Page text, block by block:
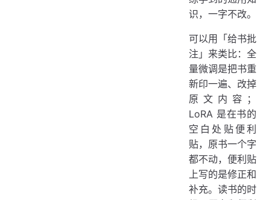
识，一字不改。
可以用「给书批
注」来类比：全
量微调是把书重
新印一遍、改掉
原文内容；
LoRA 是在书的
空白处贴便利
贴，原书一个字
都不动，便利贴
上写的是修正和
补充。读书的时